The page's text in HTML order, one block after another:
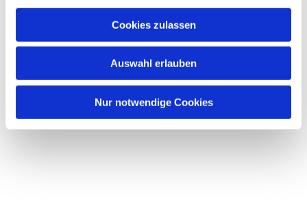
Cookies zulassen
Auswahl erlauben
Nur notwendige Cookies